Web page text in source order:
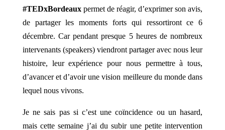
#TEDxBordeauxpermet de réagir, d’exprimer son avis,
de partager les moments forts qui ressortiront ce 6
décembre. Car pendant presque 5 heures de nombreux
intervenants (speakers) viendront partager avec nous leur
histoire, leur expérience pour nous permettre à tous,
d’avancer et d’avoir une vision meilleure du monde dans
lequel nous vivons.
Je ne sais pas si c’est une coïncidence ou un hasard,
mais cette semaine j’ai du subir une petite intervention